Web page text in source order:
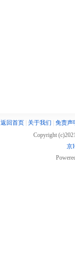
返回首页| 关于我们
免责声
Copyright
京